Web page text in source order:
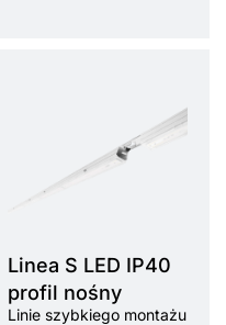
Linea S LED IP40
profil nośny
Linie szybkiego montażu